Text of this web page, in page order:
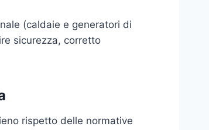
(caldaie e generatori di
sicurezza, corretto
rispetto delle normative